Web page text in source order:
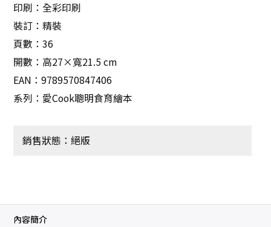
印刷：全彩印刷
裝訂：精裝
頁數：36
開數：高27×寬21.5 cm
EAN：9789570847406
系列：愛Cook聰明食育繪本
銷售狀態：絕版
內容簡介